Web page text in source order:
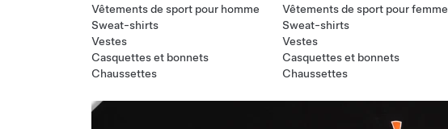
Vêtements de sport pour homme
Sweat-shirts
Vestes
Casquettes et bonnets
Chaussettes
Vêtements de sport pour femme
Sweat-shirts
Vestes
Casquettes et bonnets
Chaussettes